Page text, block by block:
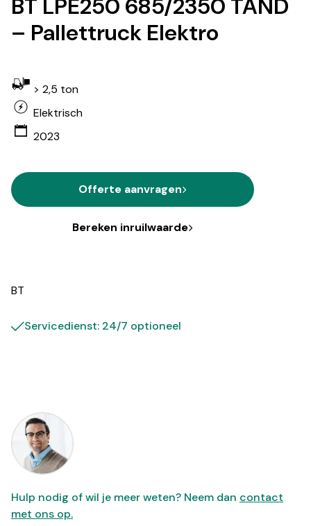
BT LPE250 685/2350 TAND
– Pallettruck Elektro
> 2,5 ton
Elektrisch
2023
Offerte aanvragen
Bereken inruilwaarde
BT
Servicedienst: 24/7 optioneel
Hulp nodig of wil je meer weten? Neem dan contact
met ons op.